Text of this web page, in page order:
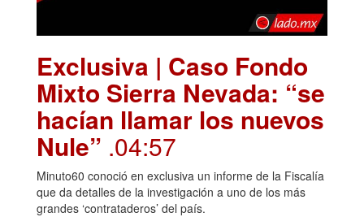
Exclusiva | Caso Fondo
Mixto Sierra Nevada: “se
hacían llamar los nuevos
Nule” .04:57
Minuto60 conoció en exclusiva un informe de la Fiscalía
que da detalles de la investigación a uno de los más
grandes ‘contrataderos’ del país.